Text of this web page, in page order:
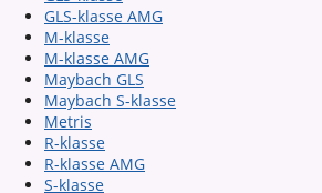
GLS-klasse AMG
M-klasse
M-klasse AMG
Maybach GLS
Maybach S-klasse
Metris
R-klasse
R-klasse AMG
S-klasse